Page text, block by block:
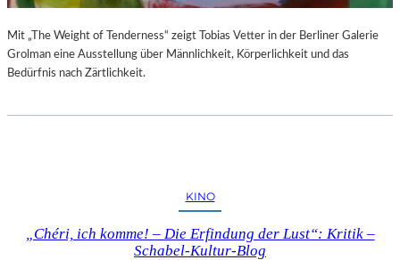
Mit „The Weight of Tenderness“ zeigt Tobias Vetter in der Berliner Galerie
Grolman eine Ausstellung über Männlichkeit, Körperlichkeit und das
Bedürfnis nach Zärtlichkeit.
KINO
„Chéri, ich komme! – Die Erfindung der Lust“: Kritik –
Schabel-Kultur-Blog